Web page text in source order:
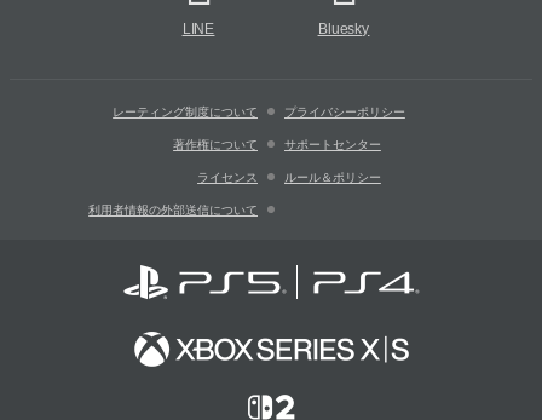
LINE Bluesky
レーティング制度について プライバシーポリシー
著作権について サポートセンター
ライセンス ルール＆ポリシー
利用者情報の外部送信について